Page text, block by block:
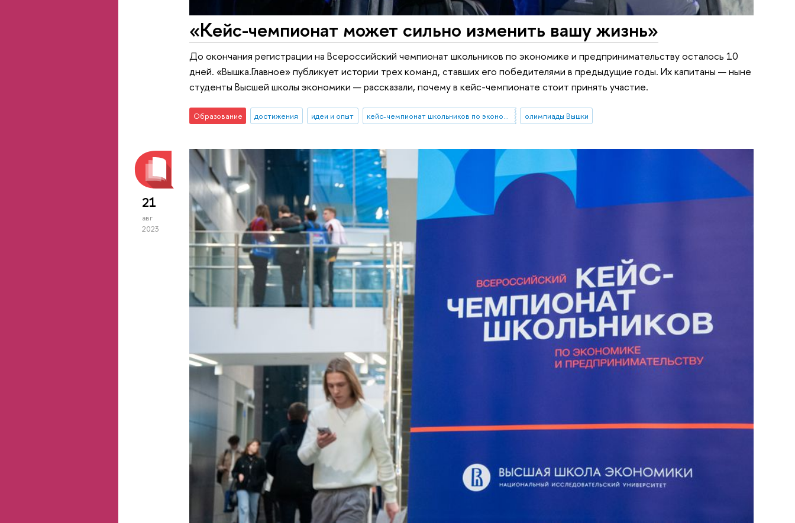
«Кейс-чемпионат может сильно изменить вашу жизнь»
До окончания регистрации на Всероссийский чемпионат школьников по экономике и предпринимательству осталось 10
дней. «Вышка.Главное» публикует истории трех команд, ставших его победителями в предыдущие годы. Их капитаны — ныне
студенты Высшей школы экономики — рассказали, почему в кейс-чемпионате стоит принять участие.
Образование достижения идеи и опыт кейс-чемпионат школьников по экономике и предпринимательству олимпиады Вышки
21
авг
2023